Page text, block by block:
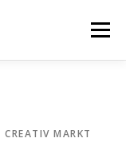
Menü
CREATIV MARKT